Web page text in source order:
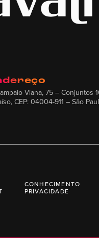
Viana, 75 – Conjuntos
CEP: 04004-911 – São
CONHECIMENTO
PRIVACIDADE